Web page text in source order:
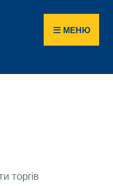
МЕНЮ
торгів